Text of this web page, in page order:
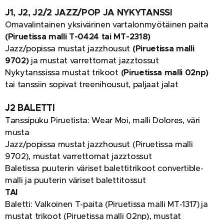
J1, J2, J2/2 JAZZ/POP JA NYKYTANSSI
Omavalintainen yksivärinen vartalonmyötäinen paita
(Piruetissa malli T-0424 tai MT-2318)
Jazz/popissa mustat jazzhousut (Piruetissa malli
9702)ja mustat varrettomat jazztossut
Nykytanssissa mustat trikoot (Piruetissa malli 02np)
tai tanssiin sopivat treenihousut, paljaat jalat
J2 BALETTI
Tanssipuku Piruetista: Wear Moi, malli Dolores, väri
musta
Jazz/popissa mustat jazzhousut (Piruetissa malli
9702), mustat varrettomat jazztossut
Baletissa puuterin väriset balettitrikoot convertible-
malli ja puuterin väriset balettitossut
TAI
Baletti: Valkoinen T-paita (Piruetissa malli MT-1317) ja
mustat trikoot (Piruetissa malli 02np), mustat